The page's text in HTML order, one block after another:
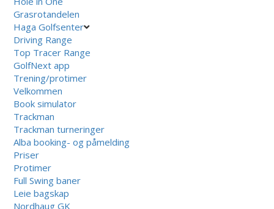
Grasrotandelen
Haga Golfsenter
Driving Range
Top Tracer Range
GolfNext app
Trening/protimer
Velkommen
Book simulator
Trackman
Trackman turneringer
Alba booking- og påmelding
Priser
Protimer
Full Swing baner
Leie bagskap
Nordhaug GK